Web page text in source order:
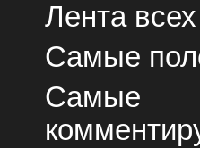
Лента
Самые
Самые